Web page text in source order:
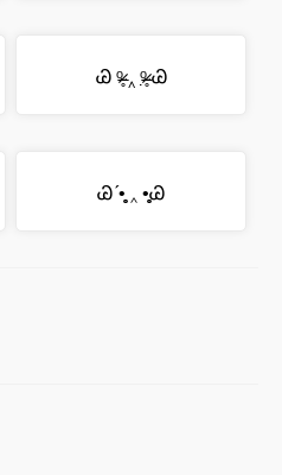
Ꮚ ᵒ̴̶̷̥ ‸ ᵒ̴̶̷̣̥ Ꮚ
Ꮚ´•̥̥̥ ‸ •̥̥̥Ꮚ